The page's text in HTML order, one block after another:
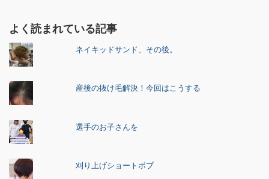
よく読まれている記事
ネイキッドサンド、その後。
産後の抜け毛解決！今回はこうする
選手のお子さんを
刈り上げショートボブ